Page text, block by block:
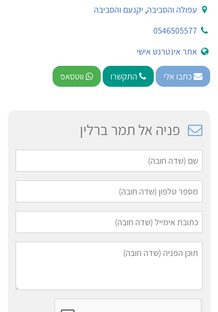
עפולה והסביבה, יקנעם והסביבה
0546505577
אתר אינטרנט אישי
כתבו אלי התקשרו ווטסאפ
פניה אל תמר ברלין